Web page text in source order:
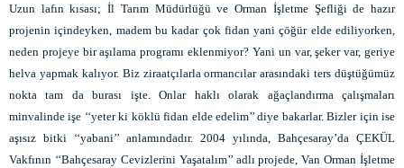
Uzun lafın kısası; İl Tarım Müdürlüğü ve Orman İşletme Şefliği de hazır
projenin içindeyken, madem bu kadar çok fidan yani çöğür elde ediliyorken,
neden projeye bir aşılama programı eklenmiyor? Yani un var, şeker var, geriye
helva yapmak kalıyor. Biz ziraatçılarla ormancılar arasındaki ters düştüğümüz
nokta tam da burası işte. Onlar haklı olarak ağaçlandırma çalışmaları
minvalinde işe ‘‘yeter ki köklü fidan elde edelim’’ diye bakarlar. Bizler için ise
aşısız bitki ‘‘yabani’’ anlamındadır. 2004 yılında, Bahçesaray’da ÇEKÜL
Vakfının ‘‘Bahçesaray Cevizlerini Yaşatalım’’ adlı projede, Van Orman İşletme